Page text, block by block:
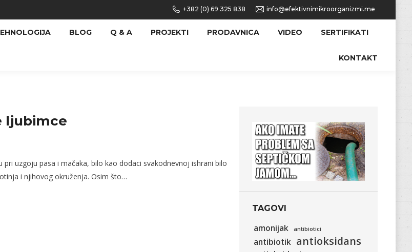
+382 (0) 69 325 838 info@efektivnimikroorganizmi.me
BLOG Q & A PROJEKTI PRODAVNICA VIDEO SERTIFIKATI
KONTAKT
ljubimce
pri uzgoju pasa i mačaka, bilo kao dodaci svakodnevnoj ishrani bilo
i njihovog okruženja. Osim što…
TAGOVI
amonijak antibiotici
antibiotik antioksidans